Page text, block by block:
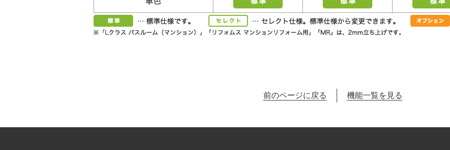
前のページに戻る 機能一覧を見る